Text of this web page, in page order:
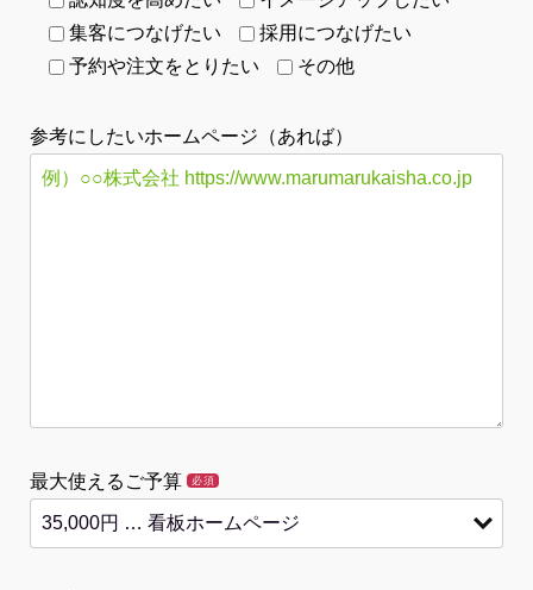
集客につなげたい
採用につなげたい
予約や注文をとりたい
その他
参考にしたいホームページ（あれば）
最大使えるご予算 必須